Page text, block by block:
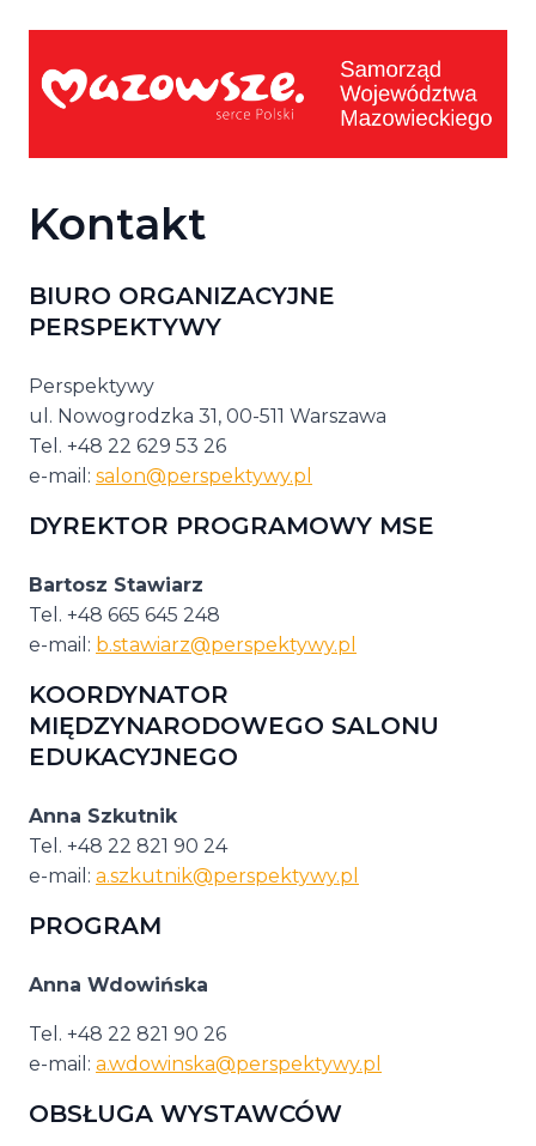
Kontakt
BIURO ORGANIZACYJNE
PERSPEKTYWY
Perspektywy
ul. Nowogrodzka 31, 00-511 Warszawa
Tel. +48 22 629 53 26
e-mail: salon@perspektywy.pl
DYREKTOR PROGRAMOWY MSE
Bartosz Stawiarz
Tel. +48 665 645 248
e-mail: b.stawiarz@perspektywy.pl
KOORDYNATOR
MIĘDZYNARODOWEGO SALONU
EDUKACYJNEGO
Anna Szkutnik
Tel. +48 22 821 90 24
e-mail: a.szkutnik@perspektywy.pl
PROGRAM
Anna Wdowińska
Tel. +48 22 821 90 26
e-mail: a.wdowinska@perspektywy.pl
OBSŁUGA WYSTAWCÓW